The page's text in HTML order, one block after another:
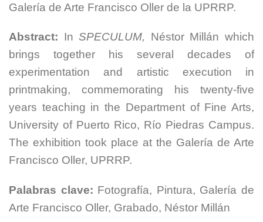
Galería de Arte Francisco Oller de la UPRRP.
Abstract: InSPECULUM, Néstor Millán which
brings together his several decades of
experimentation and artistic execution in
printmaking, commemorating his twenty-five
years teaching in the Department of Fine Arts,
University of Puerto Rico, Río Piedras Campus.
The exhibition took place at the Galería de Arte
Francisco Oller, UPRRP.
Palabras clave: Fotografía, Pintura, Galería de
Arte Francisco Oller, Grabado, Néstor Millán